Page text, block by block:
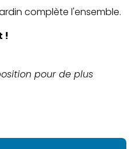
complète l'ensemble.
!
pour de plus